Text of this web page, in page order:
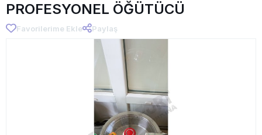
PROFESYONEL ÖĞÜTÜCÜ
Favorilerime Ekle Paylaş